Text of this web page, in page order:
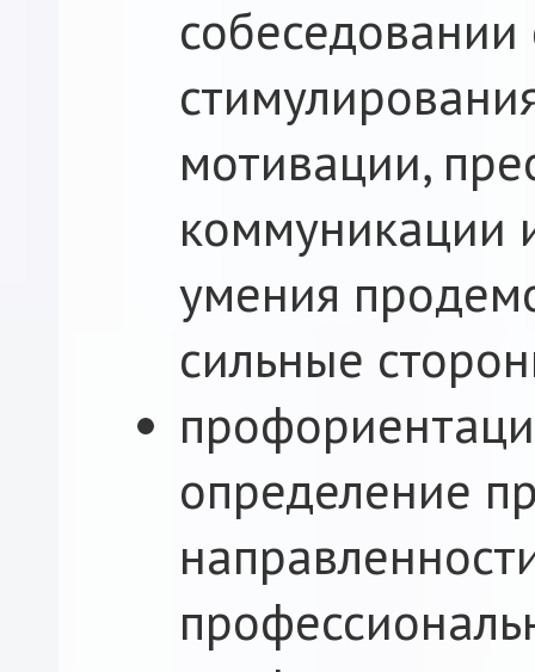
мотивации,
коммуникации
умения
сильные
определение